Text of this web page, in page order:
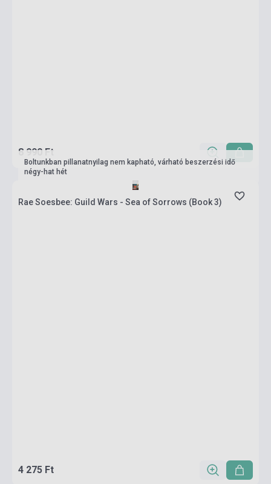
8 990 Ft
Boltunkban pillanatnyilag nem kapható, várható beszerzési idő
négy-hat hét
Rae Soesbee: Guild Wars - Sea of Sorrows (Book 3)
4 275 Ft